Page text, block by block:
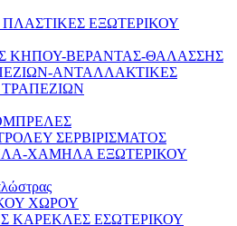
ΕΞΩΤΕΡΙΚΟΥ
ΚΗΠΟΥ-ΒΕΡΑΝΤΑΣ-ΘΑΛΑΣΣΗΣ
ΑΝΤΑΛΛΑΚΤΙΚΕΣ
ΣΕΡΒΙΡΙΣΜΑΤΟΣ
ΧΑΜΗΛΑ ΕΞΩΤΕΡΙΚΟΥ
ΧΩΡΟΥ
ΚΑΡΕΚΛΕΣ ΕΣΩΤΕΡΙΚΟΥ